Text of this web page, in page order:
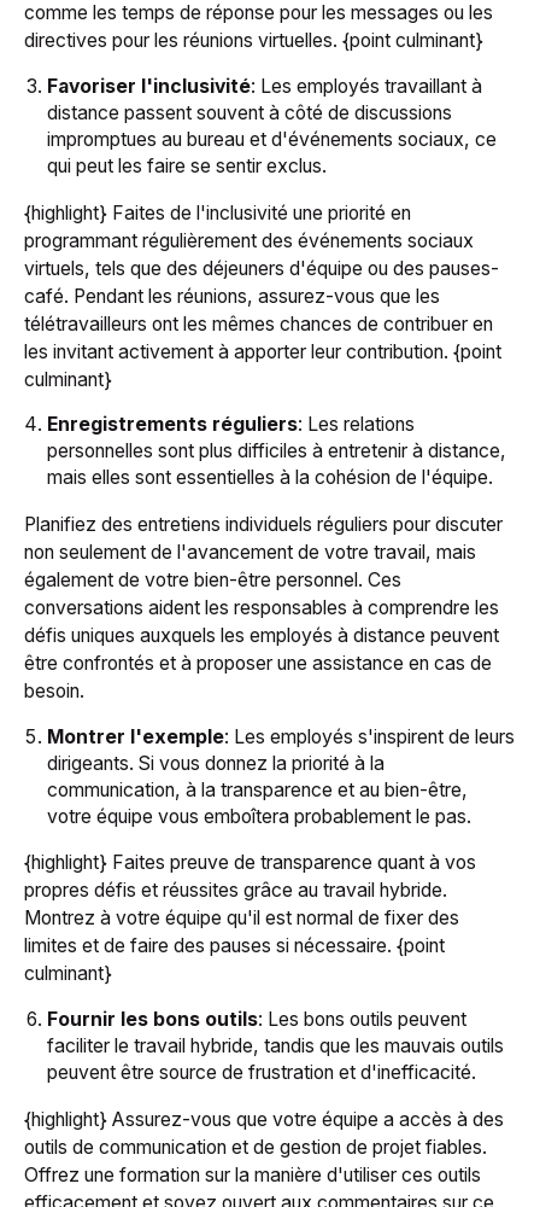
comme les temps de réponse pour les messages ou les
directives pour les réunions virtuelles. {point culminant}
Favoriser l'inclusivité: Les employés travaillant à
distance passent souvent à côté de discussions
impromptues au bureau et d'événements sociaux, ce
qui peut les faire se sentir exclus.
{highlight} Faites de l'inclusivité une priorité en
programmant régulièrement des événements sociaux
virtuels, tels que des déjeuners d'équipe ou des pauses-
café. Pendant les réunions, assurez-vous que les
télétravailleurs ont les mêmes chances de contribuer en
les invitant activement à apporter leur contribution. {point
culminant}
Enregistrements réguliers: Les relations
personnelles sont plus difficiles à entretenir à distance,
mais elles sont essentielles à la cohésion de l'équipe.
Planifiez des entretiens individuels réguliers pour discuter
non seulement de l'avancement de votre travail, mais
également de votre bien-être personnel. Ces
conversations aident les responsables à comprendre les
défis uniques auxquels les employés à distance peuvent
être confrontés et à proposer une assistance en cas de
besoin.
Montrer l'exemple: Les employés s'inspirent de leurs
dirigeants. Si vous donnez la priorité à la
communication, à la transparence et au bien-être,
votre équipe vous emboîtera probablement le pas.
{highlight} Faites preuve de transparence quant à vos
propres défis et réussites grâce au travail hybride.
Montrez à votre équipe qu'il est normal de fixer des
limites et de faire des pauses si nécessaire. {point
culminant}
Fournir les bons outils: Les bons outils peuvent
faciliter le travail hybride, tandis que les mauvais outils
peuvent être source de frustration et d'inefficacité.
{highlight} Assurez-vous que votre équipe a accès à des
outils de communication et de gestion de projet fiables.
Offrez une formation sur la manière d'utiliser ces outils